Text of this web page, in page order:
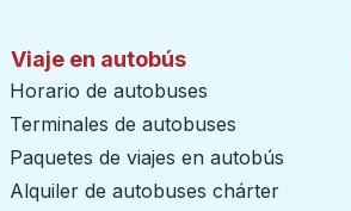
Viaje en autobús
Horario de autobuses
Terminales de autobuses
Paquetes de viajes en autobús
Alquiler de autobuses chárter